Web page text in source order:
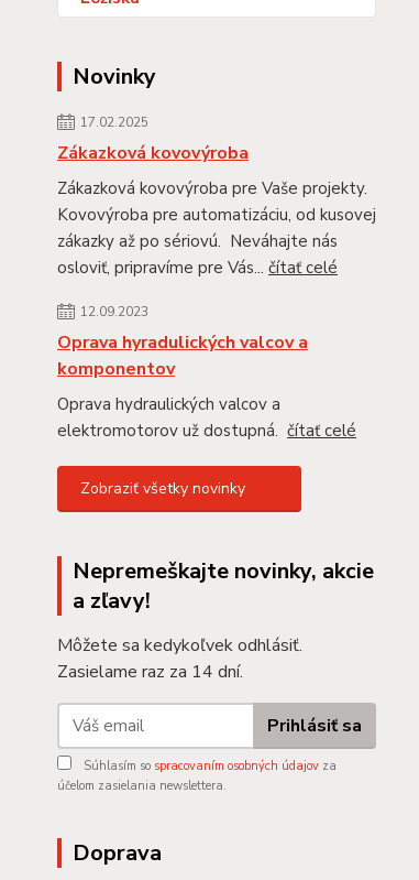
Novinky
17.02.2025
Zákazková kovovýroba
Zákazková kovovýroba pre Vaše projekty.
Kovovýroba pre automatizáciu, od kusovej
zákazky až po sériovú. Neváhajte nás
osloviť, pripravíme pre Vás... čítať celé
12.09.2023
Oprava hyradulických valcov a
komponentov
Oprava hydraulických valcov a
elektromotorov už dostupná. čítať celé
Zobraziť všetky novinky
Nepremeškajte novinky, akcie
a zľavy!
Môžete sa kedykoľvek odhlásiť.
Zasielame raz za 14 dní.
Prihlásiť sa
Súhlasím so spracovaním osobných údajov za
účelom zasielania newslettera.
Doprava